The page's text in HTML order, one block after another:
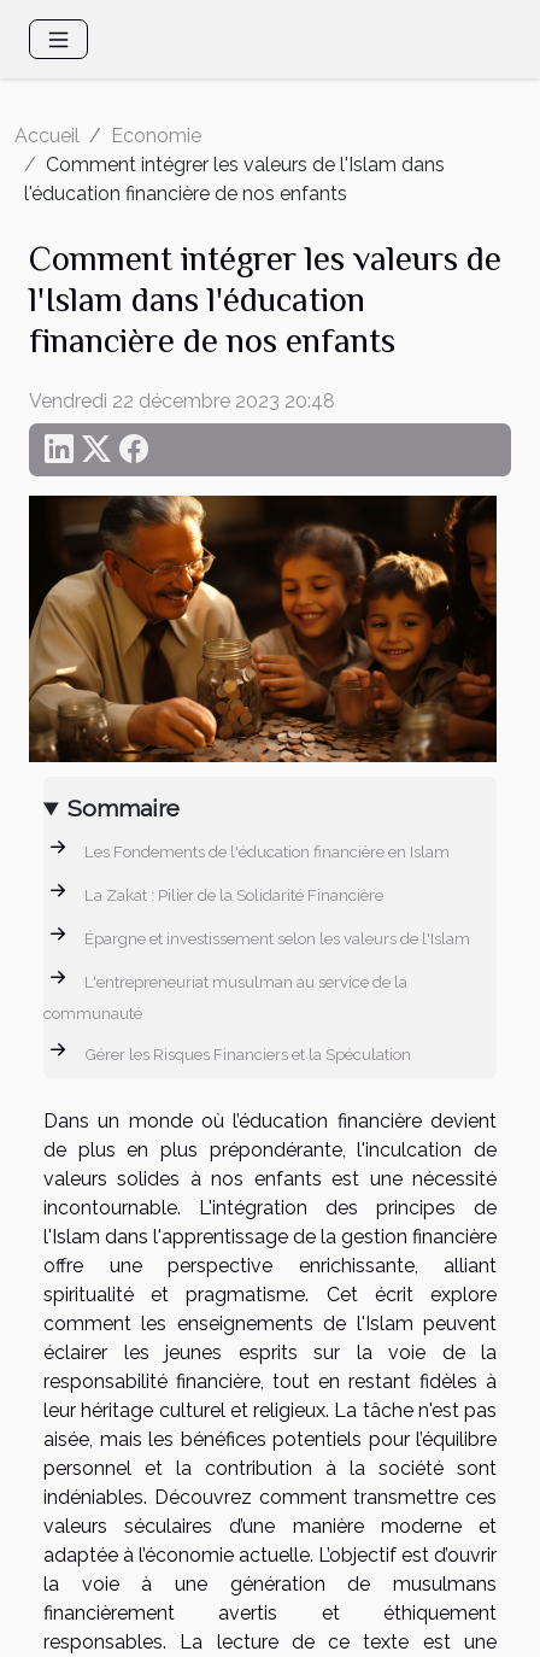
Accueil
Economie
Comment intégrer les valeurs de l'Islam dans
l'éducation financière de nos enfants
Comment intégrer les valeurs de
l'Islam dans l'éducation
financière de nos enfants
Vendredi 22 décembre 2023 20:48
Sommaire
Les Fondements de l'éducation financière en Islam
La Zakat : Pilier de la Solidarité Financière
Épargne et investissement selon les valeurs de l'Islam
L'entrepreneuriat musulman au service de la
communauté
Gérer les Risques Financiers et la Spéculation
Dans un monde où l’éducation financière devient
de plus en plus prépondérante, l'inculcation de
valeurs solides à nos enfants est une nécessité
incontournable. L'intégration des principes de
l'Islam dans l'apprentissage de la gestion financière
offre une perspective enrichissante, alliant
spiritualité et pragmatisme. Cet écrit explore
comment les enseignements de l'Islam peuvent
éclairer les jeunes esprits sur la voie de la
responsabilité financière, tout en restant fidèles à
leur héritage culturel et religieux. La tâche n'est pas
aisée, mais les bénéfices potentiels pour l’équilibre
personnel et la contribution à la société sont
indéniables. Découvrez comment transmettre ces
valeurs séculaires d’une manière moderne et
adaptée à l’économie actuelle. L’objectif est d’ouvrir
la voie à une génération de musulmans
financièrement avertis et éthiquement
responsables. La lecture de ce texte est une